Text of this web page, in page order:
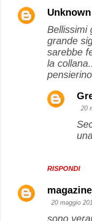
Unknown
Bellissimi
grande
sarebbe
la
RISPONDI
20
20 maggio
sono